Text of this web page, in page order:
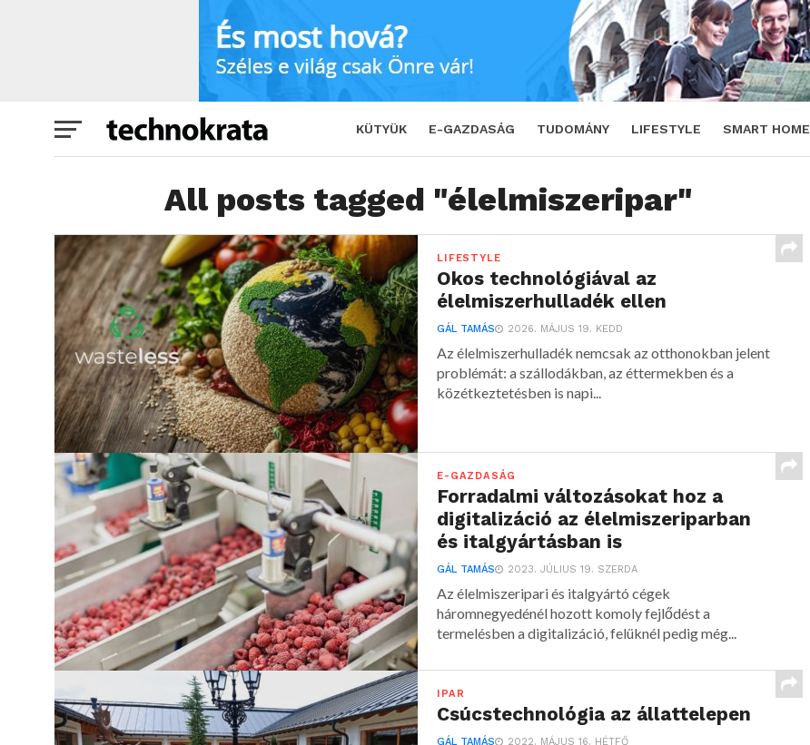
KÜTYÜK E-GAZDASÁG TUDOMÁNY LIFESTYLE SMART HOME
All posts tagged "élelmiszeripar"
LIFESTYLE
Okos technológiával az
élelmiszerhulladék ellen
GÁL TAMÁS 2026. MÁJUS 19. KEDD
Az élelmiszerhulladék nemcsak az otthonokban jelent
problémát: a szállodákban, az éttermekben és a
közétkeztetésben is napi...
E-GAZDASÁG
Forradalmi változásokat hoz a
digitalizáció az élelmiszeriparban
és italgyártásban is
GÁL TAMÁS 2023. JÚLIUS 19. SZERDA
Az élelmiszeripari és italgyártó cégek
háromnegyedénél hozott komoly fejlődést a
termelésben a digitalizáció, felüknél pedig még...
IPAR
Csúcstechnológia az állattelepen
GÁL TAMÁS 2022. MÁJUS 16. HÉTFŐ